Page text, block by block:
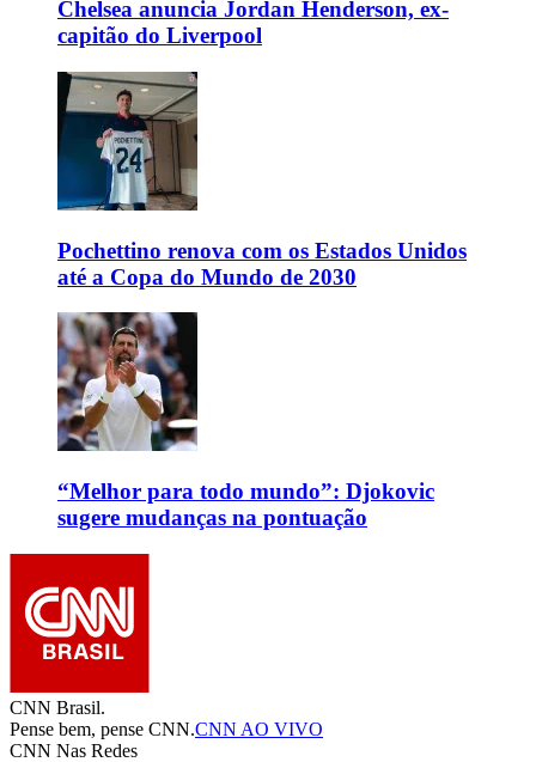
Chelsea anuncia Jordan Henderson, ex-
capitão do Liverpool
Pochettino renova com os Estados Unidos
até a Copa do Mundo de 2030
“Melhor para todo mundo”: Djokovic
sugere mudanças na pontuação
CNN Brasil.
Pense bem, pense CNN.CNN AO VIVO
CNN Nas Redes